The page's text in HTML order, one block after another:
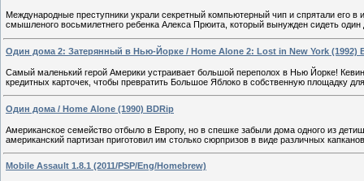
Международные преступники украли секретный компьютерный чип и спрятали его
смышленого восьмилетнего ребенка Алекса Прюита, который вынужден сидеть один
Один дома 2: Затерянный в Нью-Йорке / Home Alone 2: Lost in New York (1992)
Самый маленький герой Америки устраивает большой переполох в Нью Йорке!
кредитных карточек, чтобы превратить Большое Яблоко в собственную площадку
Один дома / Home Alone (1990) BDRip
Американское семейство отбыло в Европу, но в спешке забыли дома одного из
американский партизан приготовил им столько сюрпризов в виде различных
Mobile Assault 1.8.1 (2011/PSP/Eng/Homebrew)